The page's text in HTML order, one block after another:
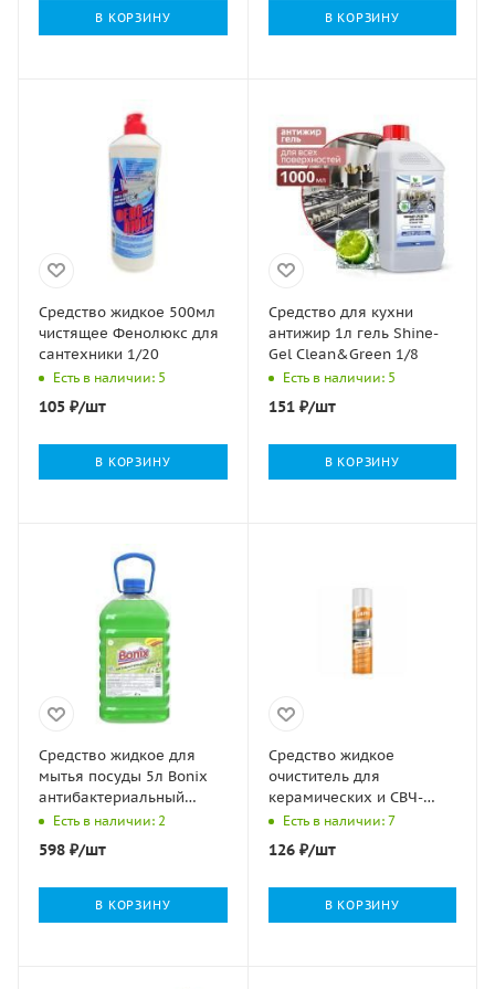
В КОРЗИНУ В КОРЗИНУ
Средство жидкое 500мл
чистящее Фенолюкс для
сантехники 1/20
Есть в наличии: 5
105 ₽/шт
В КОРЗИНУ
Средство для кухни
антижир 1л гель Shine-
Gel Clean&Green 1/8
Есть в наличии: 5
151₽/шт
В КОРЗИНУ
Средство жидкое для
мытья посуды 5л Bonix
антибактериальный
Италмас 1/4
Есть в наличии: 2
598 ₽/шт
В КОРЗИНУ
Средство жидкое
очиститель для
керамических и СВЧ-
печей 300мл LIMPIA
Сибиар 1/12
Есть в наличии: 7
126₽/шт
В КОРЗИНУ